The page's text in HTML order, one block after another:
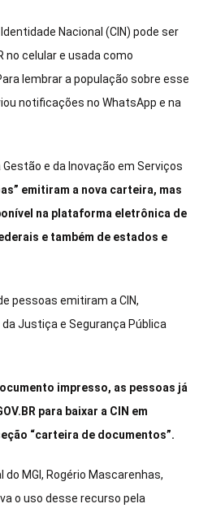
Nacional (CIN) pode ser
no celular e usada como
lembrar a população sobre esse
notificações no WhatsApp e na
e da Inovação em Serviços
emitiram a nova carteira, mas
na plataforma eletrônica de
e também de estados e
pessoas emitiram a CIN,
Justiça e Segurança Pública
impresso, as pessoas já
para baixar a CIN em
“carteira de documentos”.
MGI, Rogério Mascarenhas,
o uso desse recurso pela